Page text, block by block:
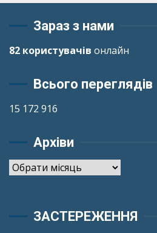
Зараз з нами
82 користувачів онлайн
Всього переглядів
15 172 916
Архіви
Архіви
ЗАСТЕРЕЖЕННЯ